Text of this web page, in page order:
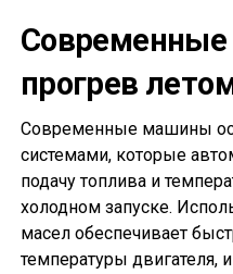
Современные
прогрев
Современные машины
системами, которые
подачу топлива и
холодном запуске.
масел обеспечивает
температуры двигателя,